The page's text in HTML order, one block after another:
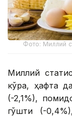
Фото: Миллий
Миллий
кўра, ҳафта
(-2,1%),
гўшти (-